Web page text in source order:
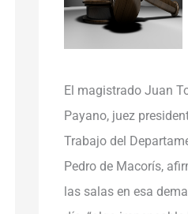
El magistrado Juan
Payano, juez
Trabajo del
Pedro de Macorís,
las salas en esa